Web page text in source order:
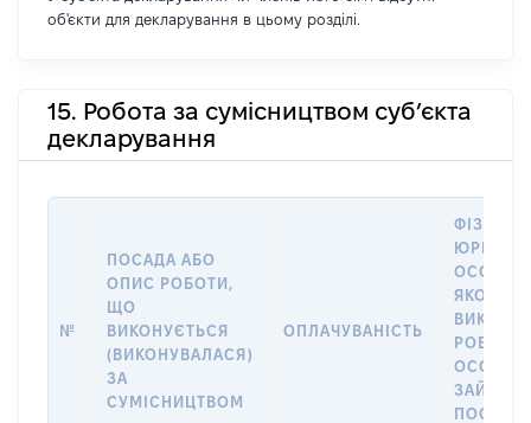
об'єкти для декларування в цьому розділі.
15. Робота за сумісництвом суб’єкта
декларування
№
ПОСАДА АБО
ОПИС РОБОТИ,
ЩО
ВИКОНУЄТЬСЯ
(ВИКОНУВАЛАСЯ)
ЗА
СУМІСНИЦТВОМ
ОПЛАЧУВАНІСТЬ
ОСОБА,
ЯКОЇ
РОБОТА
ОСОБА
ПОСАДУ